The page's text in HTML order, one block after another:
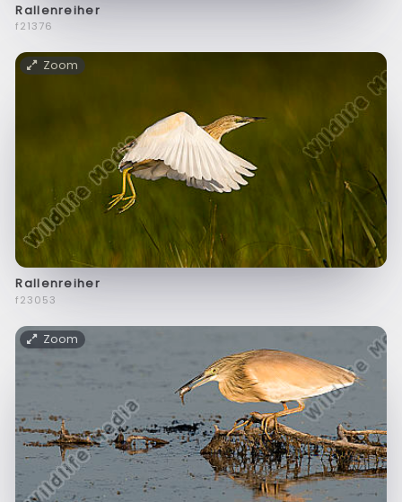
Rallenreiher
f21376
Zoom
Rallenreiher
f23053
Zoom